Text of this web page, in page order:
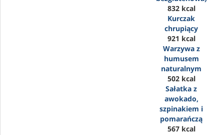
832 kcal
Kurczak
chrupiący
921 kcal
Warzywa z
humusem
naturalnym
502 kcal
Sałatka z
awokado,
szpinakiem i
pomarańczą
567 kcal